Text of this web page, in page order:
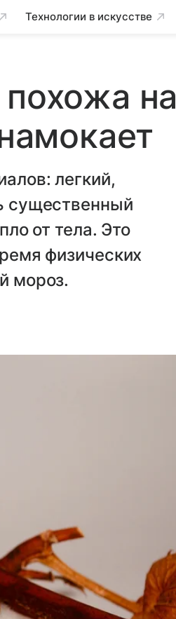
Технологии в искусстве
на
легкий,
существенный
от тела. Это
физических
мороз.